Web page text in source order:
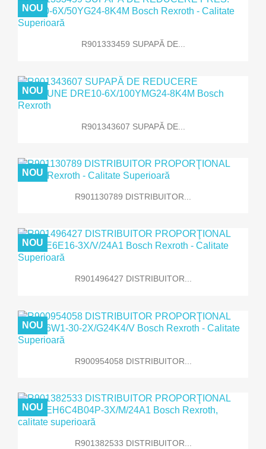
R901333459 SUPAPĂ DE...
NOU
R901343607 SUPAPĂ DE...
NOU
R901130789 DISTRIBUITOR...
NOU
R901496427 DISTRIBUITOR...
NOU
R900954058 DISTRIBUITOR...
NOU
R901382533 DISTRIBUITOR...
NOU